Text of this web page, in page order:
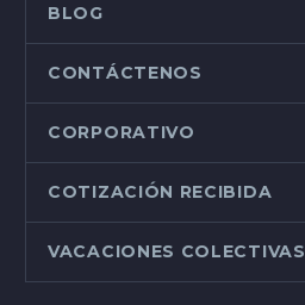
BLOG
CONTÁCTENOS
CORPORATIVO
COTIZACIÓN RECIBIDA
VACACIONES COLECTIVAS